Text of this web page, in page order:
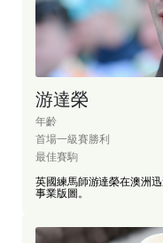
游達榮
年齡
首場一級賽勝利
最佳賽駒
英國練馬師游達榮在澳洲
事業版圖。